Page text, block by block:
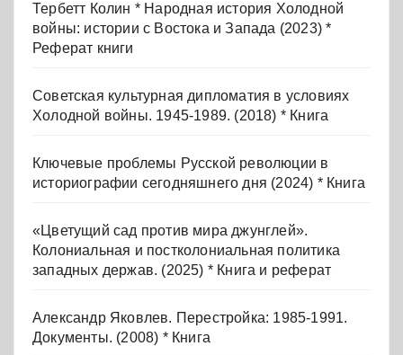
Тербетт Колин * Народная история Холодной
войны: истории с Востока и Запада (2023) *
Реферат книги
Советская культурная дипломатия в условиях
Холодной войны. 1945-1989. (2018) * Книга
Ключевые проблемы Русской революции в
историографии сегодняшнего дня (2024) * Книга
«Цветущий сад против мира джунглей».
Колониальная и постколониальная политика
западных держав. (2025) * Книга и реферат
Александр Яковлев. Перестройка: 1985-1991.
Документы. (2008) * Книга